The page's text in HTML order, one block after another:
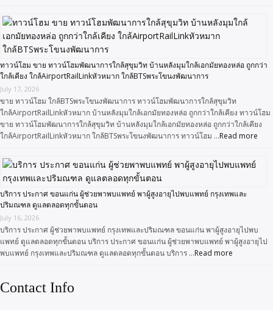
ทาวน์โฮม ขาย ทาวน์โฮมพัฒนาการใกล้สุขุมวิท บ้านหลังมุมใกล้เอกมัยทองหล่อ ถูกกว่า
ใกล้เคียง ใกล้AirportRailLinkหัวหมาก ใกล้BTSพระโขนงพัฒนาการ
July 17, 2026
ขาย ทาวน์โฮม ใกล้BTSพระโขนงพัฒนาการ ทาวน์โฮมพัฒนาการใกล้สุขุมวิท
ใกล้AirportRailLinkหัวหมาก บ้านหลังมุมใกล้เอกมัยทองหล่อ ถูกกว่าใกล้เคียง ทาวน์โฮม
ขาย ทาวน์โฮมพัฒนาการใกล้สุขุมวิท บ้านหลังมุมใกล้เอกมัยทองหล่อ ถูกกว่าใกล้เคียง
ใกล้AirportRailLinkหัวหมาก ใกล้BTSพระโขนงพัฒนาการ ทาวน์โฮม …Read more
บริการ ประกาศ ขอนแก่น ผู้ช่วยพาพบแพทย์ พาผู้สูงอายุไปพบแพทย์ กรุงเทพและ
ปริมณฑล ดูแลตลอดทุกขั้นตอน
July 16, 2026
บริการ ประกาศ ผู้ช่วยพาพบแพทย์ กรุงเทพและปริมณฑล ขอนแก่น พาผู้สูงอายุไปพบ
แพทย์ ดูแลตลอดทุกขั้นตอน บริการ ประกาศ ขอนแก่น ผู้ช่วยพาพบแพทย์ พาผู้สูงอายุไป
พบแพทย์ กรุงเทพและปริมณฑล ดูแลตลอดทุกขั้นตอน บริการ …Read more
Contact Info